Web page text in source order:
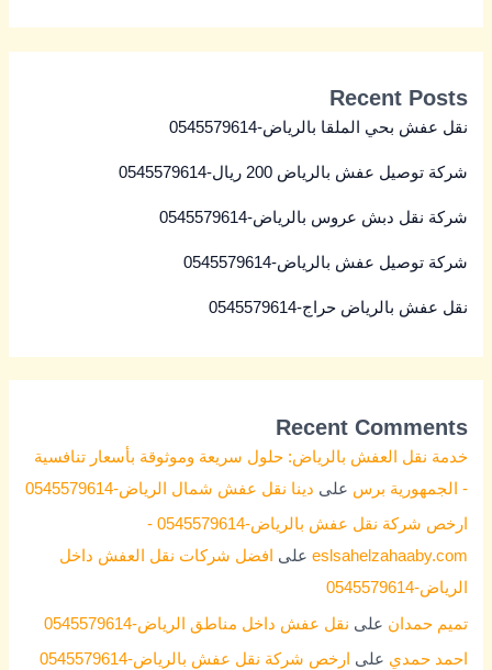
Recent Posts
نقل عفش بحي الملقا بالرياض-0545579614
شركة توصيل عفش بالرياض 200 ريال-0545579614
شركة نقل دبش عروس بالرياض-0545579614
شركة توصيل عفش بالرياض-0545579614
نقل عفش بالرياض حراج-0545579614
Recent Comments
خدمة نقل العفش بالرياض: حلول سريعة وموثوقة بأسعار تنافسية
- الجمهورية برس على دينا نقل عفش شمال الرياض-0545579614
ارخص شركة نقل عفش بالرياض-0545579614 -
eslsahelzahaaby.com على
افضل شركات نقل العفش داخل
الرياض-0545579614
تميم حمدان على نقل عفش داخل مناطق الرياض-0545579614
احمد حمدي على ارخص شركة نقل عفش بالرياض-0545579614